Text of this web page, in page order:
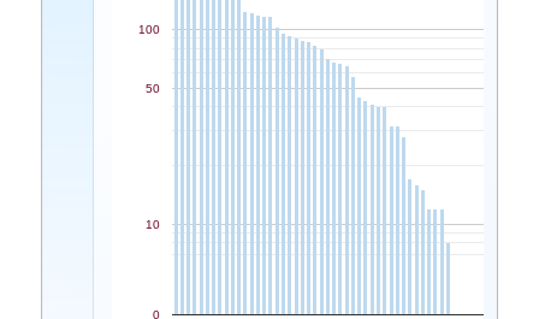
0
10
50
100